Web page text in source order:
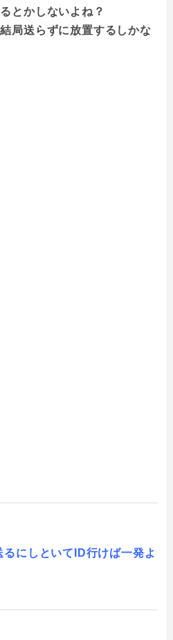
とかしないよね？
局送らずに放置するしかな
にしといてID行けば一発よ